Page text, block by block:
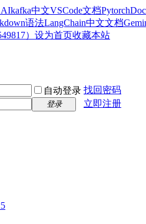
AIkafka中文VSCode文档Pytorch
语法LangChain中文文档
） 设为首页收藏本站
自动登录 找回密码
登录 立即注册